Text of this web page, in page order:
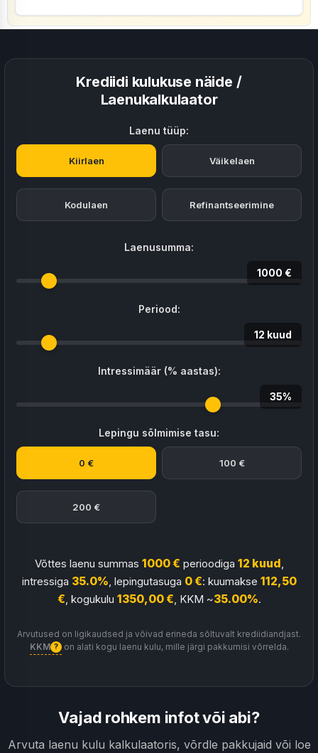
Krediidi kulukuse näide /
Laenukalkulaator
Laenu tüüp:
Kiirlaen Väikelaen
Kodulaen Refinantseerimine
Laenusumma:
1000 €
Periood:
12 kuud
Intressimäär (% aastas):
35%
Lepingu sõlmimise tasu:
0 € 100 €
200 €
Võttes laenu summas 1000 € perioodiga 12 kuud
intressiga 35.0% , lepingutasuga 0 €: kuumakse 112,50
€ , kogukulu 1350,00 € , KKM ~35.00%.
Arvutused on ligikaudsed ja võivad erineda sõltuvalt krediidiandjast.
KKM ? on alati kogu laenu kulu, mille järgi pakkumisi võrrelda.
Vajad rohkem infot või abi?
Arvuta laenu kulu kalkulaatoris, võrdle pakkujaid või loe